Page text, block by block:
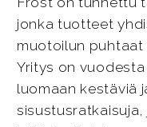
jonka tuotteet
muotoilun puhtaat
Yritys on
luomaan kestäviä